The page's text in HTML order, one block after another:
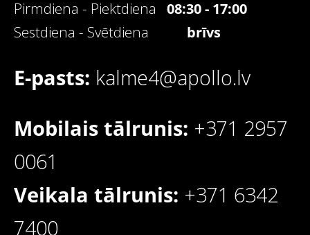
Pirmdiena - Piektdiena 08:30 - 17:00
Sestdiena - Svētdiena brīvs
E-pasts: kalme4@apollo.lv
Mobilais tālrunis: +371 2957
0061
Veikala tālrunis: +371 6342
7400